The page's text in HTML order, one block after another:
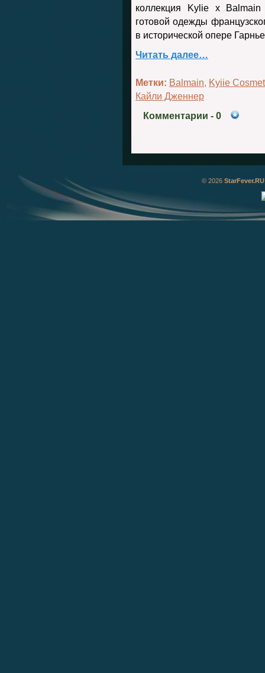
коллекция Kylie x
готовой одежды
в исторической опере
Читать далее…
Метки: Balmain, Kyiie
Кайли Дженнер
Комментарии - 0
© 2026 StarFever.RU